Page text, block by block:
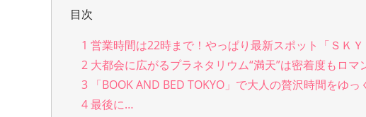
目次
1 営業時間は22時まで！やっぱり最新スポット「ＳＫ
2 大都会に広がるプラネタリウム“満天”は密着度もロ
3 「BOOK AND BED TOKYO」で大人の贅沢時間をゆっ
4最後に…